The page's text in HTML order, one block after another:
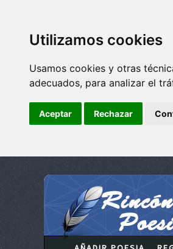
Utilizamos cookies
Usamos cookies y otras
adecuados, para analizar el
Aceptar Rechazar